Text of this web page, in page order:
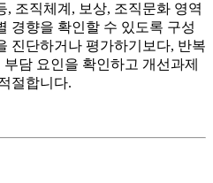
, 조직체계, 보상, 조직문화 영역
경향을 확인할 수 있도록 구성
진단하거나 평가하기보다, 반복
담 요인을 확인하고 개선과제
절합니다.